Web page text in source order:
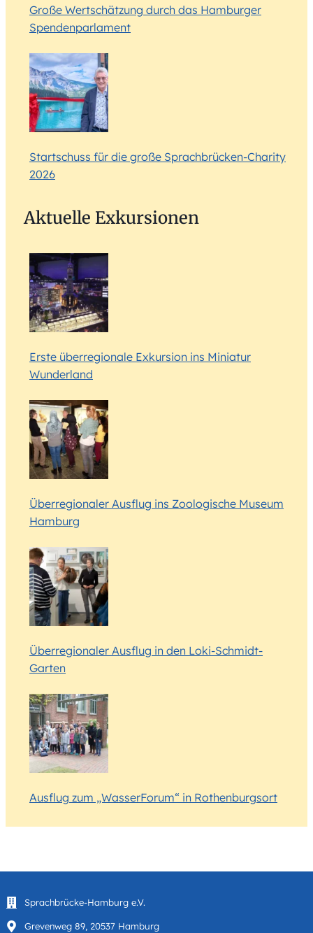
Große Wertschätzung durch das Hamburger
Spendenparlament
Startschuss für die große Sprachbrücken-Charity
2026
Aktuelle Exkursionen
Erste überregionale Exkursion ins Miniatur
Wunderland
Überregionaler Ausflug ins Zoologische Museum
Hamburg
Überregionaler Ausflug in den Loki-Schmidt-
Garten
Ausflug zum „WasserForum“ in Rothenburgsort
Sprachbrücke-Hamburg e.V.
Grevenweg 89, 20537 Hamburg